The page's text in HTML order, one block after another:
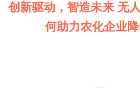
创新驱动，智造未来 无
何助力农化企业